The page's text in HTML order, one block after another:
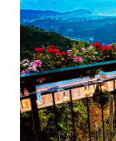
Casa vacanze